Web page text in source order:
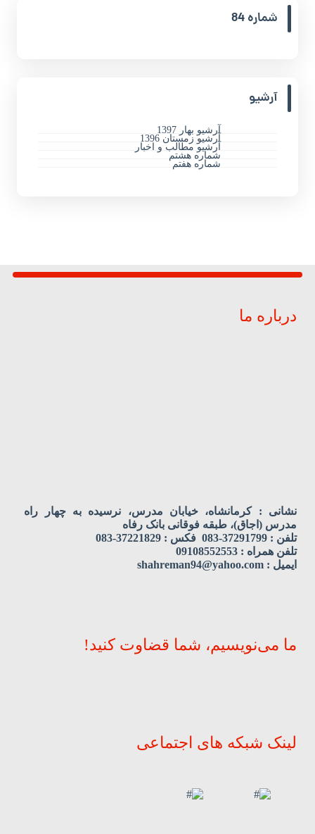
شماره 84
آرشیو
آرشیو بهار 1397
آرشیو زمستان 1396
آرشیو مطالب و اخبار
شماره هشتم
شماره هفتم
درباره ما
نشانی : کرمانشاه، خیابان مدرس، نرسیده به چهار راه
مدرس (اجاق)، طبقه فوقانی بانک رفاه
تلفن : 37291799-083 فکس : 37221829-083
تلفن همراه : 09108552553
ایمیل : shahreman94@yahoo.com
ما می‌نویسیم، شما قضاوت کنید!
لینک شبکه های اجتماعی